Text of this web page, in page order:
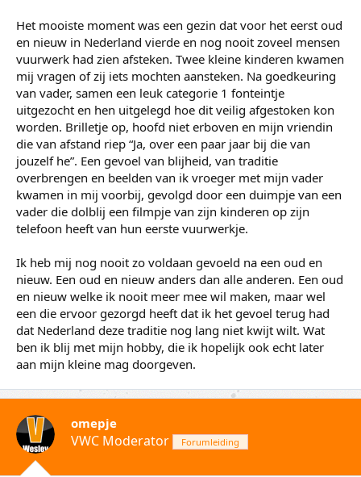
Het mooiste moment was een gezin dat voor het eerst oud
en nieuw in Nederland vierde en nog nooit zoveel mensen
vuurwerk had zien afsteken. Twee kleine kinderen kwamen
mij vragen of zij iets mochten aansteken. Na goedkeuring
van vader, samen een leuk categorie 1 fonteintje
uitgezocht en hen uitgelegd hoe dit veilig afgestoken kon
worden. Brilletje op, hoofd niet erboven en mijn vriendin
die van afstand riep “Ja, over een paar jaar bij die van
jouzelf he”. Een gevoel van blijheid, van traditie
overbrengen en beelden van ik vroeger met mijn vader
kwamen in mij voorbij, gevolgd door een duimpje van een
vader die dolblij een filmpje van zijn kinderen op zijn
telefoon heeft van hun eerste vuurwerkje.
Ik heb mij nog nooit zo voldaan gevoeld na een oud en
nieuw. Een oud en nieuw anders dan alle anderen. Een oud
en nieuw welke ik nooit meer mee wil maken, maar wel
een die ervoor gezorgd heeft dat ik het gevoel terug had
dat Nederland deze traditie nog lang niet kwijt wilt. Wat
ben ik blij met mijn hobby, die ik hopelijk ook echt later
aan mijn kleine mag doorgeven.
omepje
VWC Moderator Forumleiding